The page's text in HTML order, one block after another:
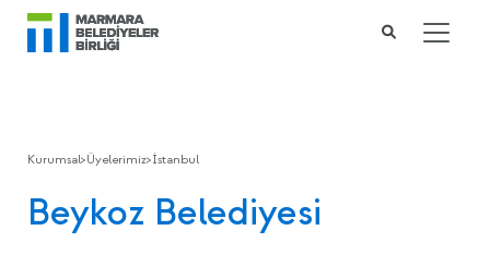
Kurumsal>Üyelerimiz>İstanbul
Beykoz Belediyesi